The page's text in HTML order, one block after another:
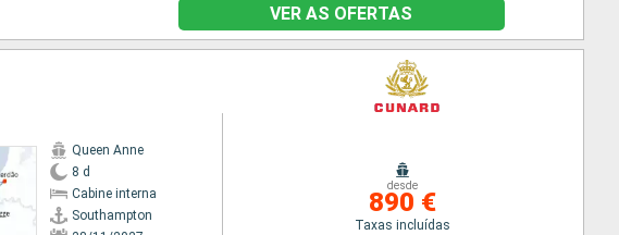
VER AS OFERTAS
Queen Anne
8 d
Cabine interna
Southampton
desde
890 €
Taxas incluídas